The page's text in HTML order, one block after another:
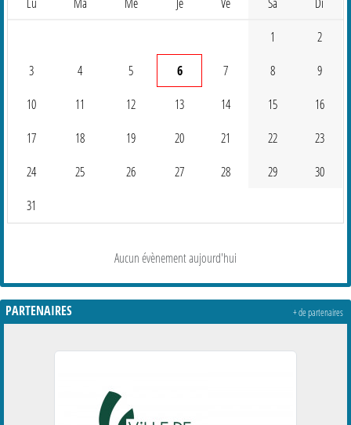
1 2
3 4 5 6 7 8 9
10 11 12 13 14 15 16
17 18 19 20 21 22 23
24 25 26 27 28 29 30
31
Aucun évènement aujourd'hui
PARTENAIRES + de partenaires